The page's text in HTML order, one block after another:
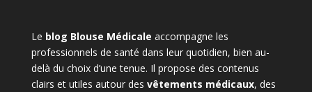
Le blog Blouse Médicale accompagne les
professionnels de santé dans leur quotidien, bien au-
delà du choix d’une tenue. Il propose des contenus
clairs et utiles autour des vêtements médicaux, des